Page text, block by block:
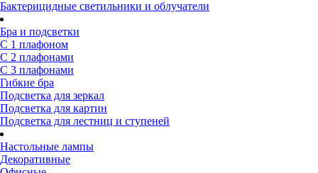
Бактерицидные светильники и облучатели
Бра и подсветки
С 1 плафоном
С 2 плафонами
С 3 плафонами
Гибкие бра
Подсветка для зеркал
Подсветка для картин
Подсветка для лестниц и ступеней
Настольные лампы
Декоративные